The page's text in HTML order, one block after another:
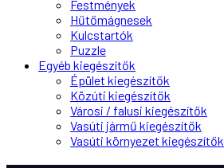
Festmények
Hűtőmágnesek
Kulcstartók
Puzzle
Egyéb kiegészítők
Épület kiegészítők
Közúti kiegészítők
Városi / falusi kiegészítők
Vasúti jármű kiegészítők
Vasúti környezet kiegészítők